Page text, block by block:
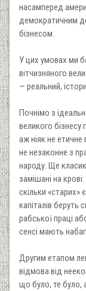
насамперед
демократичним
бізнесом.
У цих умовах ми
вітчизняного
— реальний,
Почнімо з
великого бізнесу
аж ніяк не
не незаконне з
народу. Ще класик
замішані на
скільки
капіталів беруть
рабської праці
сенсі мають
Другим етапом
відмова від
що було, те було,